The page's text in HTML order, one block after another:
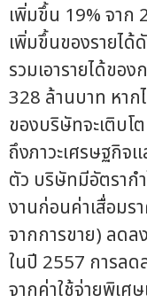
เพิ่มขึ้น 19% จาก
เพิ่มขึ้นของรายได้
รวมเอารายได้ขอ
328 ล้านบาท หาก
ของบริษัทจะเติบโ
ถึงภาวะเศรษฐกิจ
ตัว บริษัทมีอัตรากำ
งานก่อนค่าเสื่อมร
จากการขาย) ลดล
ในปี 2557 การลด
จากค่าใช้จ่ายพิเศ